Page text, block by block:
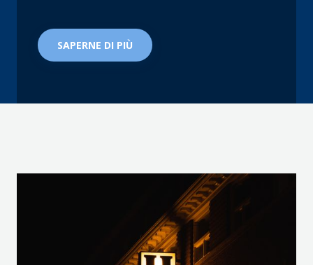
SAPERNE DI PIÙ